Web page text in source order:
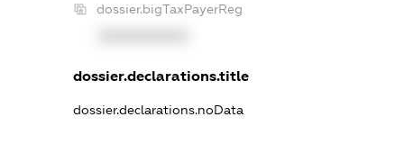
dossier.bigTaxPayerReg
dossier.declarations.title
dossier.declarations.noData